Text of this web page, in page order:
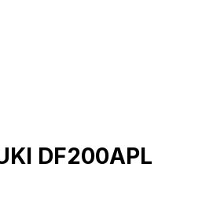
DF200APL